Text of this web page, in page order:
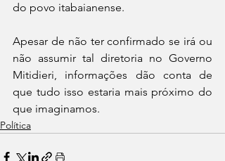
do povo itabaianense.
Apesar de não ter confirmado se irá ou
não assumir tal diretoria no Governo
Mitidieri, informações dão conta de
que tudo isso estaria mais próximo do
que imaginamos.
Política